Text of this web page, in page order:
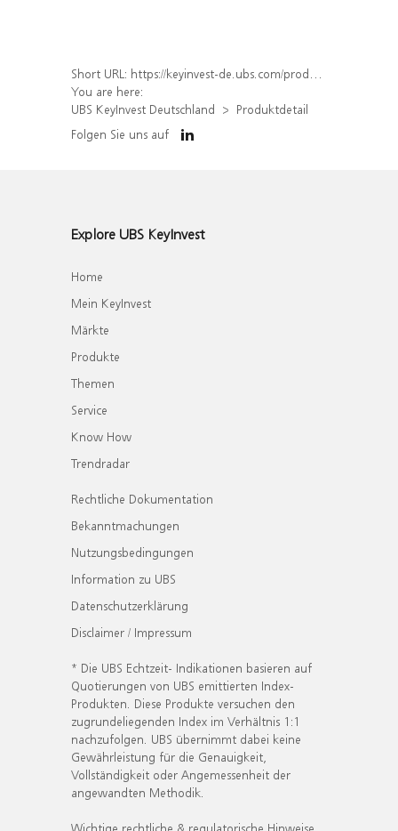
Short URL: https://keyinvest-de.ubs.com/produkt/detail/index/isin/DE000WA0E5Q9
You are here:
UBS KeyInvest Deutschland
Produktdetail
Folgen Sie uns auf
Explore UBS KeyInvest
Home
Mein KeyInvest
Märkte
Produkte
Themen
Service
Know How
Trendradar
Rechtliche Dokumentation
Bekanntmachungen
Nutzungsbedingungen
Information zu UBS
Datenschutzerklärung
Disclaimer / Impressum
* Die UBS Echtzeit- Indikationen basieren auf
Quotierungen von UBS emittierten Index-
Produkten. Diese Produkte versuchen den
zugrundeliegenden Index im Verhältnis 1:1
nachzufolgen. UBS übernimmt dabei keine
Gewährleistung für die Genauigkeit,
Vollständigkeit oder Angemessenheit der
angewandten Methodik.